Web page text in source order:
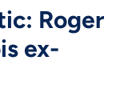
Roger
ex-